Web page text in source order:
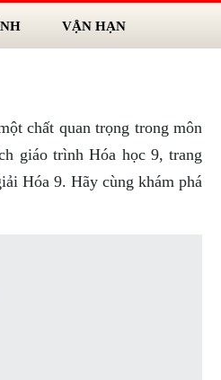
VẬN HẠN
chất quan trọng trong môn
giáo trình Hóa học 9, trang
Hóa 9. Hãy cùng khám phá